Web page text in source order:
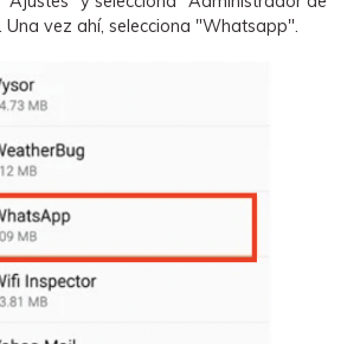
Una vez ahí, selecciona "Whatsapp".